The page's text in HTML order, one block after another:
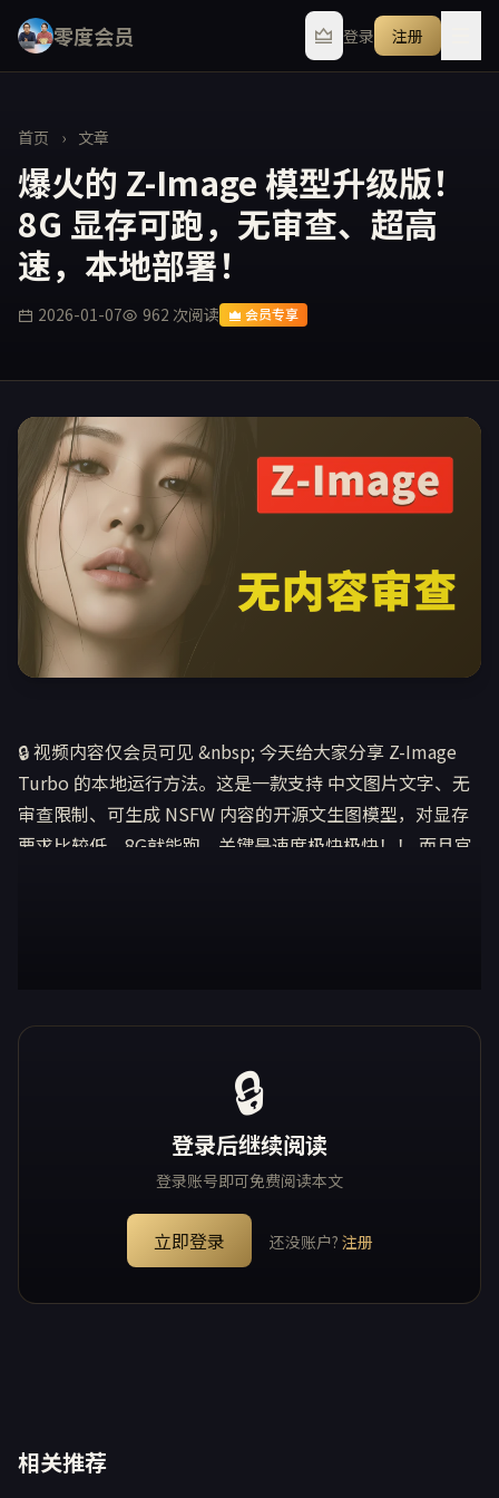
零度会员 登录 注册
首页 › 文章
爆火的 Z-Image 模型升级版！
8G 显存可跑，无审查、超高
速，本地部署！
2026-01-07 962 次阅读 会员专享
🔑 登录后查看
点击登录即可查看
🔒 视频内容仅会员可见 &nbsp; 今天给大家分享 Z-Image
Turbo 的本地运行方法。这是一款支持 中文图片文字、无
审查限制、可生成 NSFW 内容的开源文生图模型，对显存
要求比较低，8G就能跑，关键是速度极快极快！！ 而且官
免手动部署 &nbsp; &nbsp; Z-Image 模型整合包下载：
（推荐3.10~3.11版本）：【点击前往】 2、Git 最新版：
Windows 版：【点击下载】或 下载【免安装版】 2、AMD
显卡用户专用版：【点击...
🔒
登录后继续阅读
登录账号即可免费阅读本文
立即登录 还没账户? 注册
相关推荐